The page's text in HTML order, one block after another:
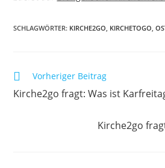
SCHLAGWÖRTER: KIRCHE2GO, KIRCHETOGO,
Weitere
Artikel
ansehen
Vorheriger Beitrag
Kirche2go fragt: Was ist
Kirche2go